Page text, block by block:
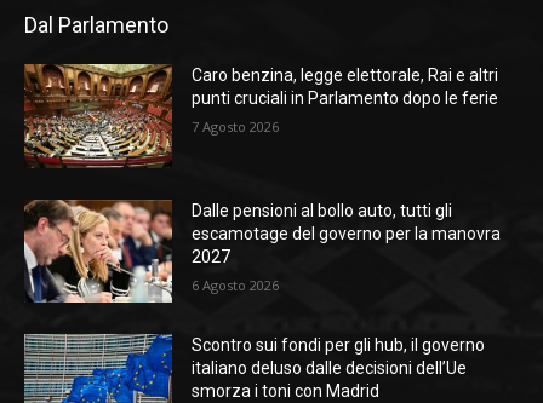
Dal Parlamento
Caro benzina, legge elettorale, Rai e altri
punti cruciali in Parlamento dopo le ferie
7 Agosto 2026
Dalle pensioni al bollo auto, tutti gli
escamotage del governo per la manovra
2027
6 Agosto 2026
Scontro sui fondi per gli hub, il governo
italiano deluso dalle decisioni dell’Ue
smorza i toni con Madrid